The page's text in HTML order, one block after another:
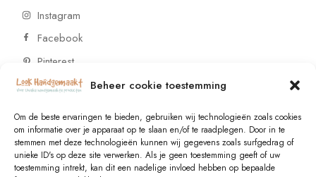
Beheer cookie toestemming
Om de beste ervaringen te bieden, gebruiken wij technologieën zoals cookies
om informatie over je apparaat op te slaan en/of te raadplegen. Door in te
stemmen met deze technologieën kunnen wij gegevens zoals surfgedrag of
unieke ID's op deze site verwerken. Als je geen toestemming geeft of uw
toestemming intrekt, kan dit een nadelige invloed hebben op bepaalde
Instagram
Facebook
Pinterest
CONTACT
Vragen of wensen? Neem contact op!
+31 (0)6 229 021 29